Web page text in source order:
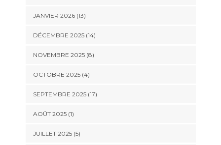
JANVIER 2026 (13)
DÉCEMBRE 2025 (14)
NOVEMBRE 2025 (8)
OCTOBRE 2025 (4)
SEPTEMBRE 2025 (17)
AOÛT 2025 (1)
JUILLET 2025 (5)